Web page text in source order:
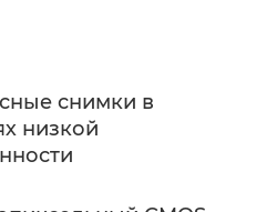
снимки в
низкой